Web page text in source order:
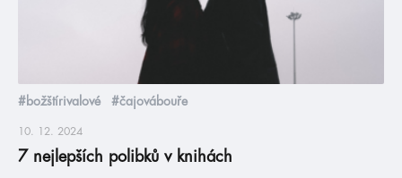
#božštírivalové #čajovábouře
10. 12. 2024
7 nejlepších polibků v knihách